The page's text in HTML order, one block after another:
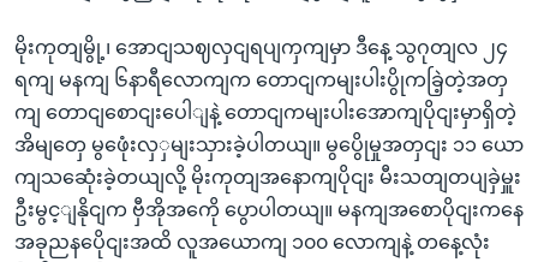
မိုးကုတျမွို့၊ အောငျသဈလှငျရပျကှကျမှာ ဒီနေ့ သွဂုတျလ ၂၄
ရကျ မနကျ ၆နာရီလောကျက တောငျကမျးပါးပွိုကခြဲ့တဲ့အတှ
ကျ တောငျစောငျးပေါျနဲ့ တောငျကမျးပါးအောကျပိုငျးမှာရှိတဲ့
အိမျတှေ မွဖေုံးလှှမျးသှားခဲ့ပါတယျ။ မွပွေိုမှုအတှငျး ၁၁ ယော
ကျသဆေုံးခဲ့တယျလို့ မိုးကုတျအနောကျပိုငျး မီးသတျတပျခှဲမှူး
ဦးမွင့ျနိုငျက ဗှီအိုအကေို ပွောပါတယျ။ မနကျအစောပိုငျးကနေ
အခုညနပေိုငျးအထိ လူအယောကျ ၁၀၀ လောကျနဲ့ တနေ့လုံး